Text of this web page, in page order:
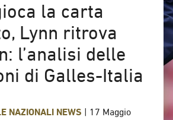
la carta
Lynn ritrova
l’analisi delle
di Galles-Italia
NAZIONALI NEWS | 17 Maggio